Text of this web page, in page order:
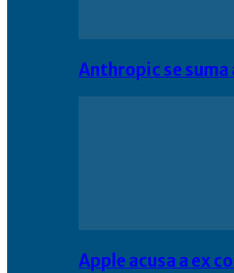
Anthropic se
Apple acusa a ex